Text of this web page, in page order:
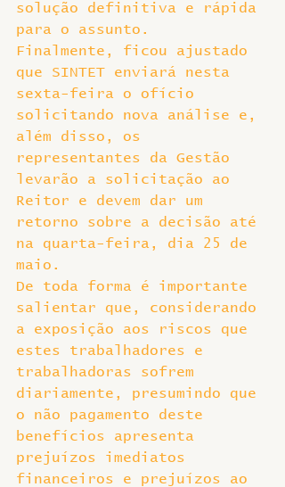
solução definitiva e rápida
para o assunto.
Finalmente, ficou ajustado
que SINTET enviará nesta
sexta-feira o ofício
solicitando nova análise e,
além disso, os
representantes da Gestão
levarão a solicitação ao
Reitor e devem dar um
retorno sobre a decisão até
na quarta-feira, dia 25 de
maio.
De toda forma é importante
salientar que, considerando
a exposição aos riscos que
estes trabalhadores e
trabalhadoras sofrem
diariamente, presumindo que
o não pagamento deste
benefícios apresenta
prejuízos imediatos
financeiros e prejuízos ao